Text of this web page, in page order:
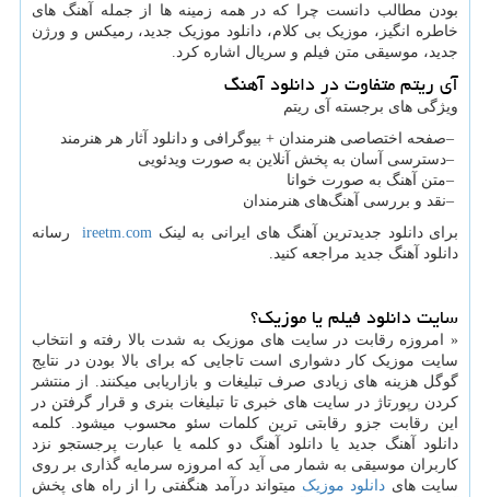
بودن مطالب دانست چرا که در همه زمینه ها از جمله آهنگ های
خاطره انگیز، موزیک بی کلام، دانلود موزیک جدید، رمیکس و ورژن
جدید، موسیقی متن فیلم و سریال اشاره کرد.
آی ریتم متفاوت در دانلود آهنگ
ویژگی های برجسته آی ریتم
–صفحه اختصاصی هنرمندان + بیوگرافی و دانلود آثار هر هنرمند
–دسترسی آسان به پخش آنلاین به صورت ویدئویی
–متن آهنگ به صورت خوانا
–نقد و بررسی آهنگ‌های هنرمندان
برای دانلود جدیدترین آهنگ های ایرانی به لینک ireetm.com رسانه
دانلود آهنگ جدید مراجعه کنید.
سایت دانلود فیلم یا موزیک؟
« امروزه رقابت در سایت های موزیک به شدت بالا رفته و انتخاب
سایت موزیک کار دشواری است تاجایی که برای بالا بودن در نتایج
گوگل هزینه های زیادی صرف تبلیغات و بازاریابی میکنند. از منتشر
کردن رپورتاژ در سایت های خبری تا تبلیغات بنری و قرار گرفتن در
این رقابت جزو رقابتی ترین کلمات سئو محسوب میشود. کلمه
دانلود آهنگ جدید یا دانلود آهنگ دو کلمه یا عبارت پرجستجو نزد
کاربران موسیقی به شمار می آید که امروزه سرمایه گذاری بر روی
سایت های دانلود موزیک میتواند درآمد هنگفتی را از راه های پخش